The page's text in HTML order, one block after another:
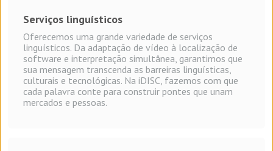
Serviços linguísticos
Oferecemos uma grande variedade de serviços
linguísticos. Da adaptação de vídeo à localização de
software e interpretação simultânea, garantimos que
sua mensagem transcenda as barreiras linguísticas,
culturais e tecnológicas. Na iDISC, fazemos com que
cada palavra conte para construir pontes que unam
mercados e pessoas.